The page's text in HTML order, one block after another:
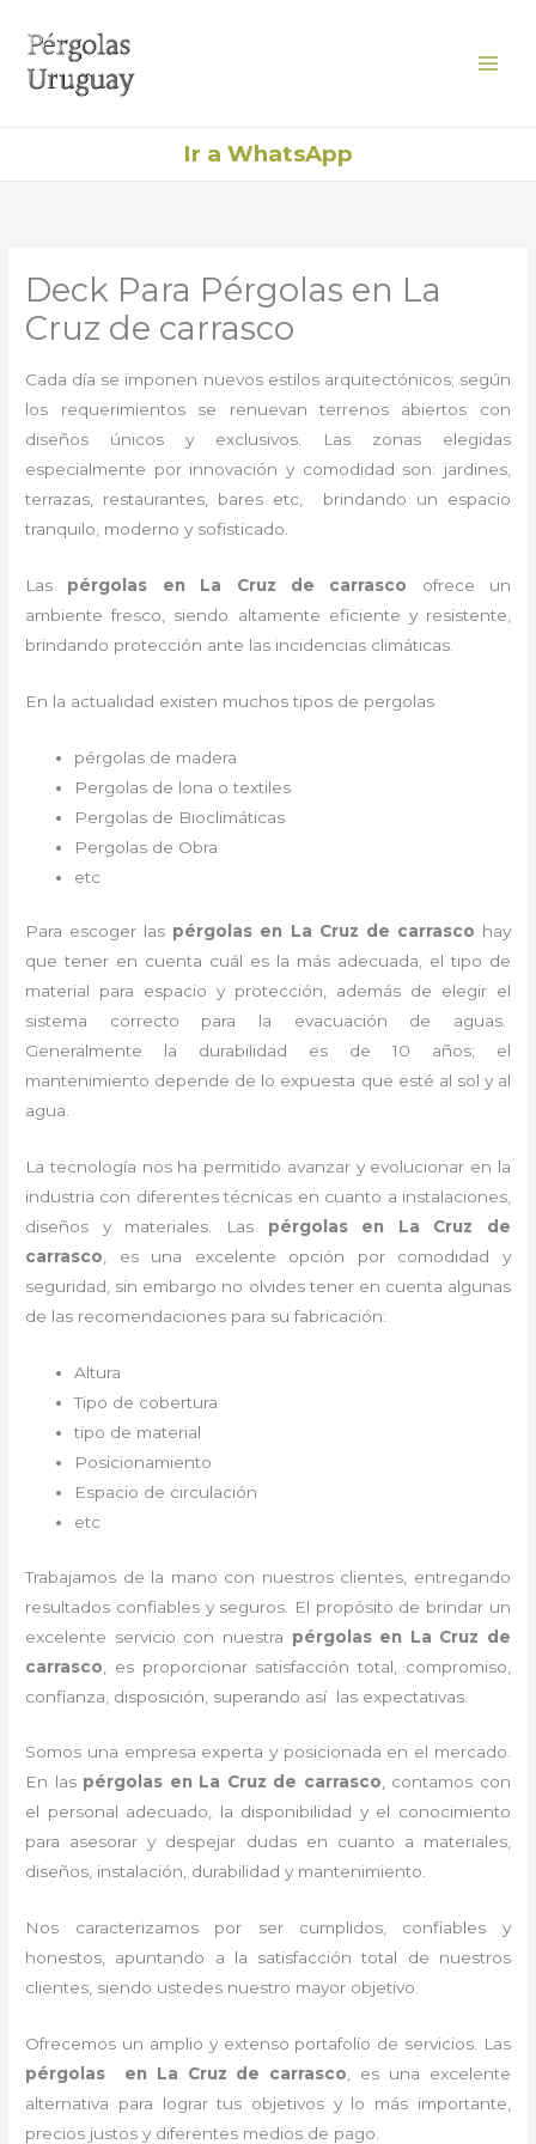
contenido
Ir a WhatsApp
Deck Para Pérgolas en La
Cruz de carrasco
Cada día se imponen nuevos estilos arquitectónicos; según
los requerimientos se renuevan terrenos abiertos con
diseños únicos y exclusivos. Las zonas elegidas
especialmente por innovación y comodidad son: jardines,
terrazas, restaurantes, bares etc, brindando un espacio
tranquilo, moderno y sofisticado.
Las pérgolas en La Cruz de carrasco ofrece un
ambiente fresco, siendo altamente eficiente y resistente,
brindando protección ante las incidencias climáticas.
En la actualidad existen muchos tipos de pergolas
pérgolas de madera
Pergolas de lona o textiles
Pergolas de Bioclimáticas
Pergolas de Obra
etc
Para escoger las pérgolas en La Cruz de carrasco hay
que tener en cuenta cuál es la más adecuada, el tipo de
material para espacio y protección, además de elegir el
sistema correcto para la evacuación de aguas.
Generalmente la durabilidad es de 10 años; el
mantenimiento depende de lo expuesta que esté al sol y al
agua.
La tecnología nos ha permitido avanzar y evolucionar en la
industria con diferentes técnicas en cuanto a instalaciones,
diseños y materiales. Las pérgolasen La Cruz de
carrasco , es una excelente opción por comodidad y
seguridad, sin embargo no olvides tener en cuenta algunas
de las recomendaciones para su fabricación:
Altura
Tipo de cobertura
tipo de material
Posicionamiento
Espacio de circulación
etc
Trabajamos de la mano con nuestros clientes, entregando
resultados confiables y seguros. El propósito de brindar un
excelente servicio con nuestra pérgolas en La Cruz de
carrasco , es proporcionar satisfacción total, compromiso,
confianza, disposición, superando así las expectativas.
Somos una empresa experta y posicionada en el mercado.
En las pérgolas en La Cruz de carrasco, contamos con
el personal adecuado, la disponibilidad y el conocimiento
para asesorar y despejar dudas en cuanto a materiales,
diseños, instalación, durabilidad y mantenimiento.
Nos caracterizamos por ser cumplidos, confiables y
honestos, apuntando a la satisfacción total de nuestros
clientes, siendo ustedes nuestro mayor objetivo.
Ofrecemos un amplio y extenso portafolio de servicios. Las
pérgolas en La Cruz de carrasco , es una excelente
alternativa para lograr tus objetivos y lo más importante,
precios justos y diferentes medios de pago.